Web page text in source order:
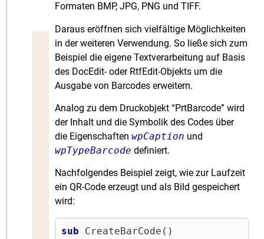
Formaten BMP, JPG, PNG und TIFF.
Daraus eröffnen sich vielfältige Möglichkeiten
in der weiteren Verwendung. So ließe sich zum
Beispiel die eigene Textverarbeitung auf Basis
des DocEdit- oder RtfEdit-Objekts um die
Ausgabe von Barcodes erweitern.
Analog zu dem Druckobjekt “PrtBarcode” wird
der Inhalt und die Symbolik des Codes über
die EigenschaftenwpCaption und
wpTypeBarcode definiert.
Nachfolgendes Beispiel zeigt, wie zur Laufzeit
ein QR-Code erzeugt und als Bild gespeichert
wird:
sub